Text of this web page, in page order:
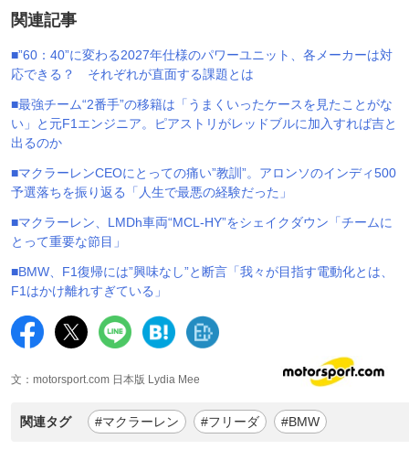
関連記事
■”60：40”に変わる2027年仕様のパワーユニット、各メーカーは対
応できる？ それぞれが直面する課題とは
■最強チーム“2番手”の移籍は「うまくいったケースを見たことがな
い」と元F1エンジニア。ピアストリがレッドブルに加入すれば吉と
出るのか
■マクラーレンCEOにとっての痛い”教訓”。アロンソのインディ500
予選落ちを振り返る「人生で最悪の経験だった」
■マクラーレン、LMDh車両“MCL-HY”をシェイクダウン「チームに
とって重要な節目」
■BMW、F1復帰には”興味なし”と断言「我々が目指す電動化とは、
F1はかけ離れすぎている」
文：motorsport.com 日本版 Lydia Mee
関連タグ #マクラーレン #フリーダ #BMW